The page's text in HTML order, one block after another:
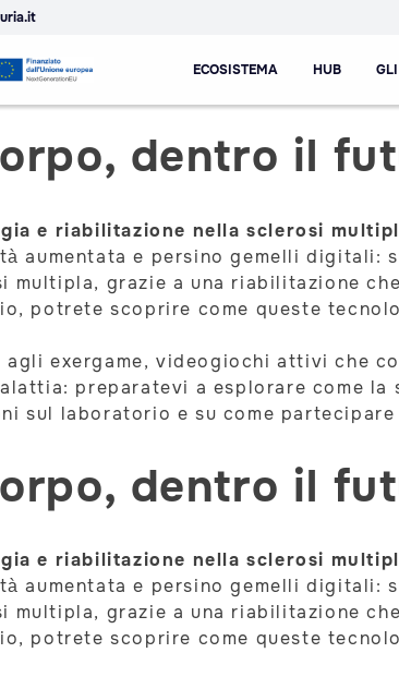
ECOSISTEMA HUB
dentro il
e riabilitazione nella sclerosi
aumentata e persino gemelli digitali:
multipla, grazie a una riabilitazione
potrete scoprire come queste
agli exergame, videogiochi attivi che
preparatevi a esplorare come
sul laboratorio e su come
dentro il
e riabilitazione nella sclerosi
aumentata e persino gemelli digitali:
multipla, grazie a una riabilitazione
potrete scoprire come queste